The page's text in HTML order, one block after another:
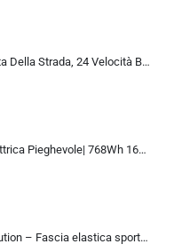
MU 26 Pollici Bicicletta Della Strada, 24 Velocità Bici, Doppio Freno a Disco, Acciaio Al Carbonio Telaio, Strada Di Corsa…
ENGWE Bicicletta Elettrica Pieghevole| 768Wh 16AH Durata 110KM| 20″×4.0″ Fat Tire|Sensore di Coppia| Sospensione Completa| 8 Velocità| ENGINE Pro 2.0
French Fitness Revolution – Fascia elastica sportiva per uomini e donne – corsa, ciclismo, basket, yoga, fitness – fascia per